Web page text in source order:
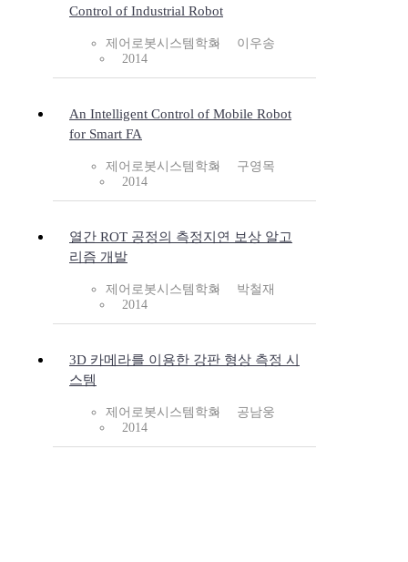
Control of Industrial Robot
제어로봇시스템학회
이우송
2014
An Intelligent Control of Mobile Robot
for Smart FA
제어로봇시스템학회
구영목
2014
열간 ROT 공정의 측정지연 보상 알고
리즘 개발
제어로봇시스템학회
박철재
2014
3D 카메라를 이용한 강판 형상 측정 시
스템
제어로봇시스템학회
공남웅
2014